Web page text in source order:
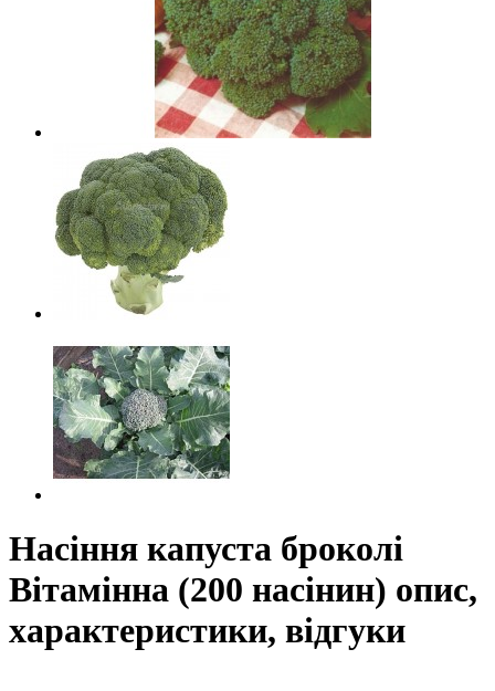
Насіння капуста броколі
Вітамінна (200 насінин) опис,
характеристики, відгуки